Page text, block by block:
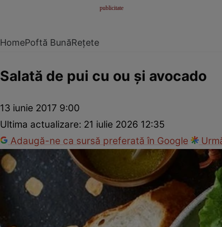
HomePoftă BunăRețete
Salată de pui cu ou şi avocado
13 iunie 2017 9:00
Ultima actualizare: 21 iulie 2026 12:35
Adaugă-ne ca sursă preferată în Google